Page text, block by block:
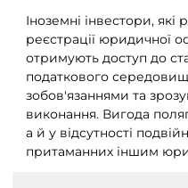
Іноземні інвестори,
реєстрації юридичної
отримують доступ до
податкового
зобов'язаннями та
виконання. Вигода
а й у відсутності
притаманних іншим